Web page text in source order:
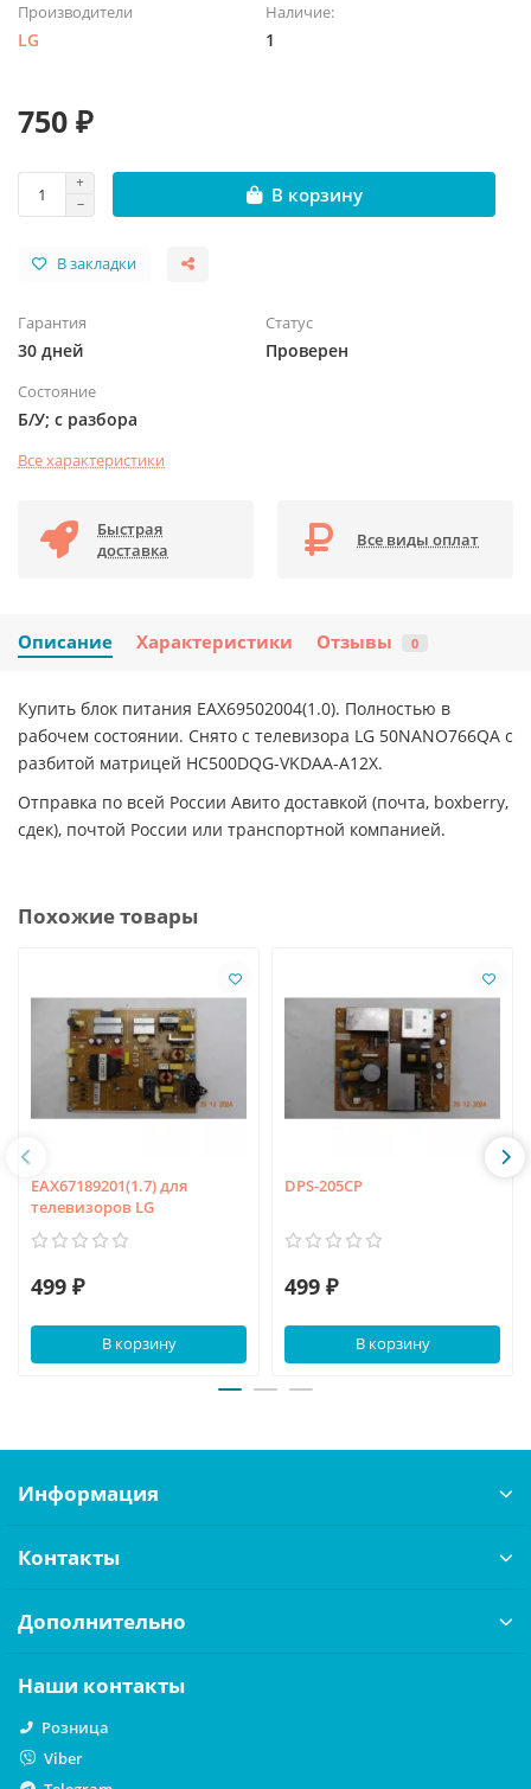
Производители
LG
Наличие:
1
750 ₽
В корзину
В закладки
Гарантия
30 дней
Статус
Проверен
Состояние
Б/У; с разбора
Все характеристики
Быстрая
доставка
Все виды оплат
Описание Характеристики Отзывы 0
Купить блок питания EAX69502004(1.0). Полностью в
рабочем состоянии. Снято с телевизора LG 50NANO766QA с
разбитой матрицей HC500DQG-VKDAA-A12X.
Отправка по всей России Авито доставкой (почта, boxberry,
сдек), почтой России или транспортной компанией.
Похожие товары
EAX67189201(1.7) для
телевизоров LG
499 ₽
В корзину
DPS-205CP
499 ₽
В корзину
Информация
Контакты
Дополнительно
Наши контакты
Розница
Viber